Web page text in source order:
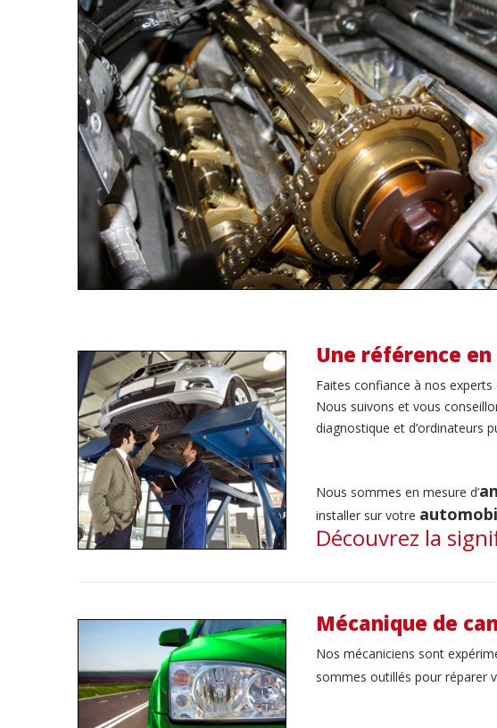
Une référence
Faites confiance à nos experts
Nous suivons et vous
diagnostique et d’ordinateurs
Nous sommes en mesure d’
installer sur votre
Découvrez la
Mécanique de
Nos mécaniciens sont
sommes outillés pour réparer